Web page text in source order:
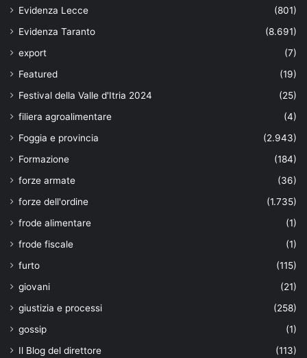
Evidenza Lecce
(801)
Evidenza Taranto
(8.691)
export
(7)
Featured
(19)
Festival della Valle d'Itria 2024
(25)
filiera agroalimentare
(4)
Foggia e provincia
(2.943)
Formazione
(184)
forze armate
(36)
forze dell'ordine
(1.735)
frode alimentare
(1)
frode fiscale
(1)
furto
(115)
giovani
(21)
giustizia e processi
(258)
gossip
(1)
Il Blog del direttore
(113)